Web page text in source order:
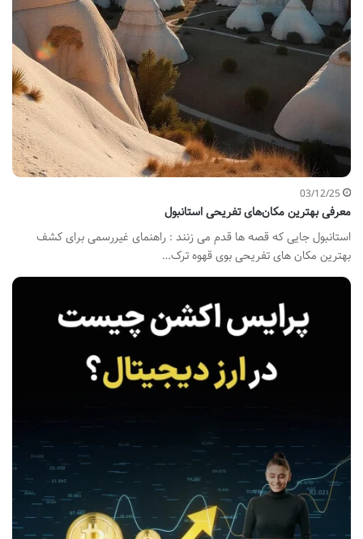
03/12/25
معرفی بهترین مکان‌های تفریحی استانبول
استانبول جایی که قصه ها قدم می زنند : راهنمای غیررسمی برای کشف
بهترین مکان های تفریحی بوی قهوه ترک…